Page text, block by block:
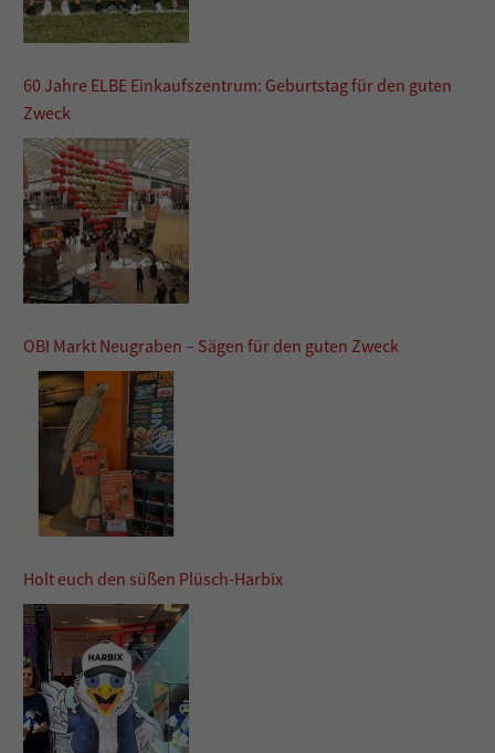
60 Jahre ELBE Einkaufszentrum: Geburtstag für den guten
Zweck
OBI Markt Neugraben – Sägen für den guten Zweck
Holt euch den süßen Plüsch-Harbix